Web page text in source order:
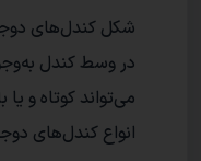
شکل کندل‌های دوجی
در وسط کندل
می‌تواند کوتاه و
انواع کندل‌های